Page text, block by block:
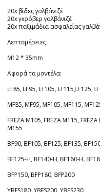
20x βίδες γαλβάνιζέ
20x γκρόβερ γαλβάνιζέ
20x παξιμάδια ασφαλείας
Λεπτομέρειες
M12 * 35mm
Αφορά τα μοντέλα:
EF85, EF95, EF105, EF115,EF125,
MF85, MF95, MF105, MF115,
FREZA M105, FREZA M115,
M155
BF90, BF105, BF125, BF135,
BF125-H, BF140-H, BF160-H,
BFP150, BFP180, BFP200